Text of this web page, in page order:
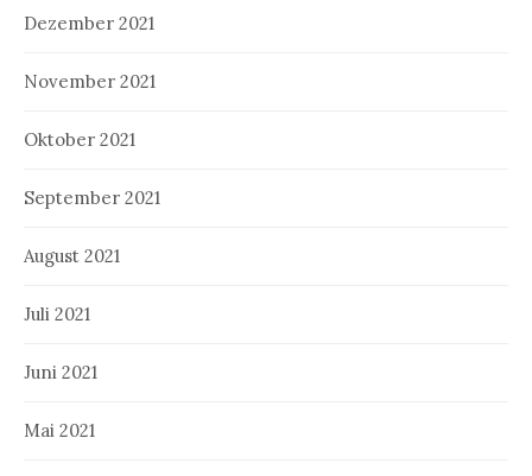
Dezember 2021
November 2021
Oktober 2021
September 2021
August 2021
Juli 2021
Juni 2021
Mai 2021